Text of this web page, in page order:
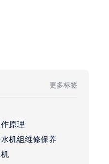
更多标签
原理
机组维修保养